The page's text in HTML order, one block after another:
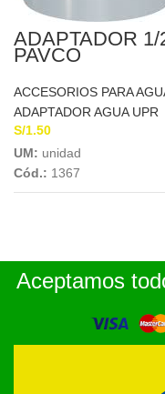
ADAPTADOR 1/
PAVCO
ACCESORIOS PARA
ADAPTADOR AGUA UPR
S/1.50
UM: unidad
Cód.: 1367
Aceptamos